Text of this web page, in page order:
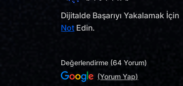
Dijitalde Başarıyı Yakalamak İçin
Not Edin.
Değerlendirme (64 Yorum)
(Yorum Yap)